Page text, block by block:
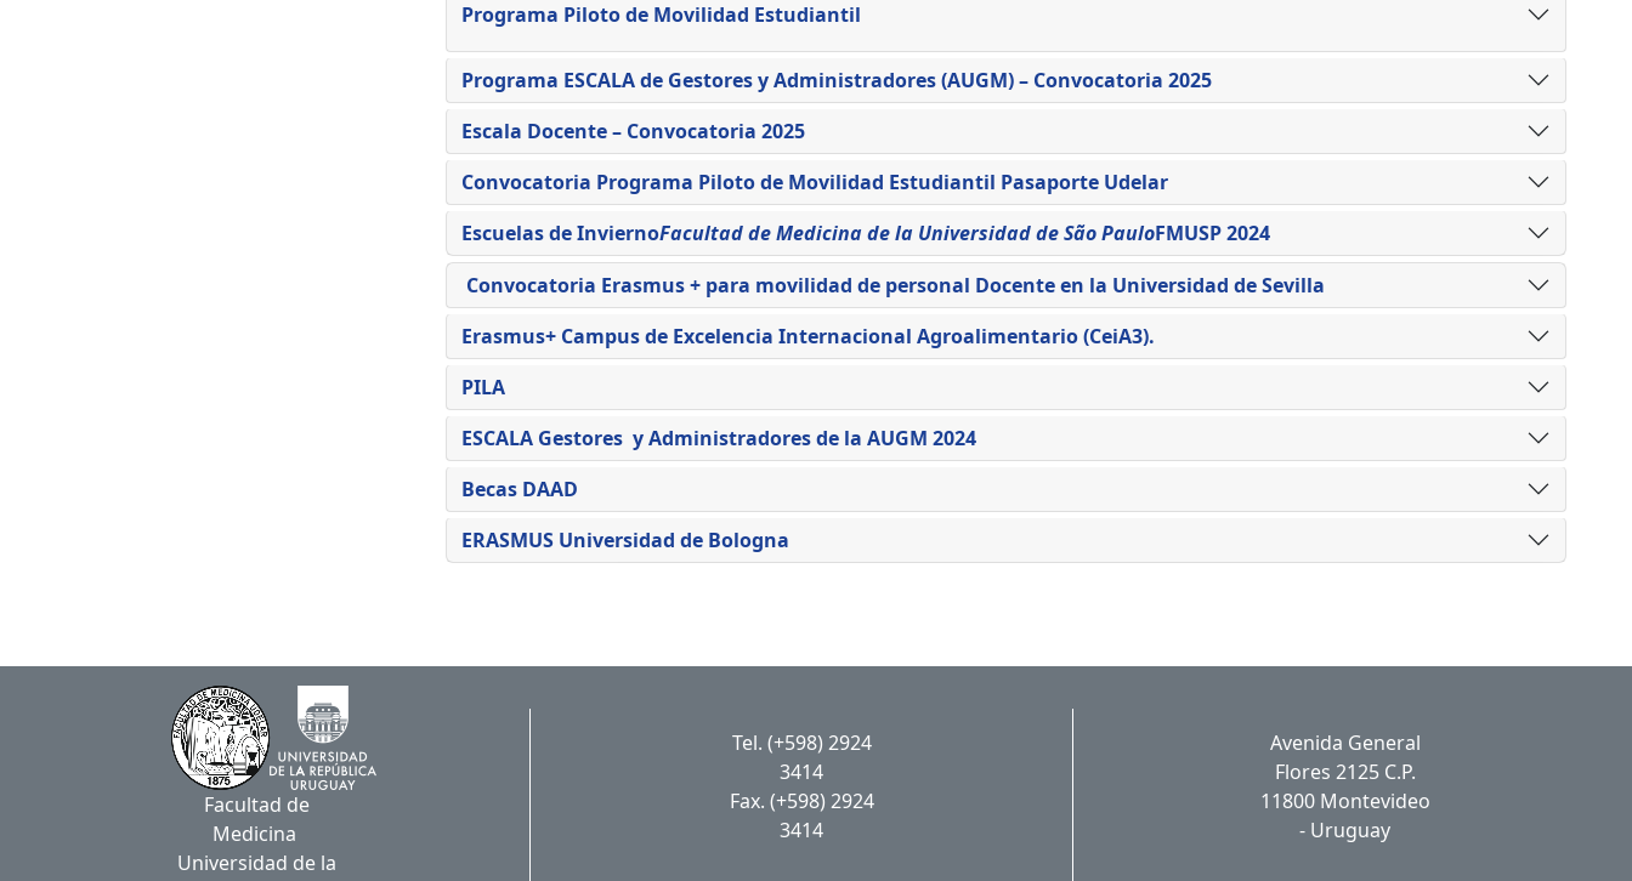
Programa Piloto de Movilidad Estudiantil
Programa ESCALA de Gestores y Administradores (AUGM) – Convocatoria 2025
Escala Docente – Convocatoria 2025
Convocatoria Programa Piloto de Movilidad Estudiantil Pasaporte Udelar
Escuelas de InviernoFacultad de Medicina de la Universidad de São PauloFMUSP 2024
Convocatoria Erasmus + para movilidad de personal Docente en la Universidad de Sevilla
Erasmus+ Campus de Excelencia Internacional Agroalimentario (CeiA3).
PILA
ESCALA Gestores y Administradores de la AUGM 2024
Becas DAAD
ERASMUS Universidad de Bologna
Facultad de
Medicina
Universidad de la
Tel. (+598) 2924
3414
Fax. (+598) 2924
3414
Avenida General
Flores 2125 C.P.
11800 Montevideo
- Uruguay